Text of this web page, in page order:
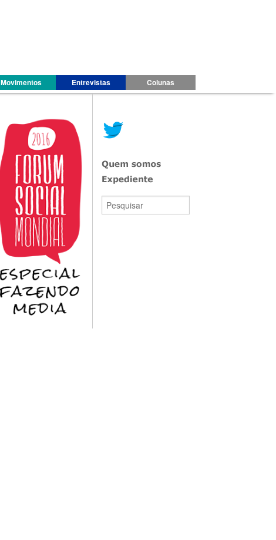
Movimentos Entrevistas Colunas